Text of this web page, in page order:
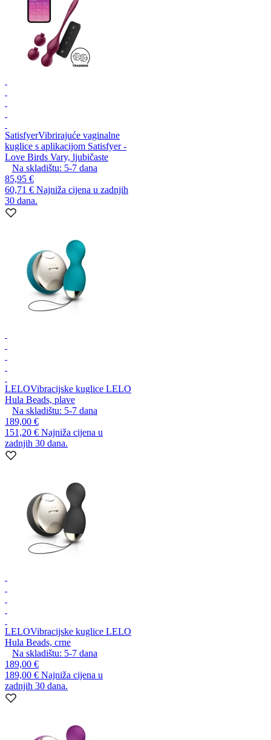
SatisfyerVibrirajuće vaginalne
kuglice s aplikacijom Satisfyer -
Love Birds Vary, ljubičaste
Na skladištu: 5-7 dana
85,95 €
60,71 € Najniža cijena u zadnjih
30 dana.
LELOVibracijske kuglice LELO
Hula Beads, plave
Na skladištu: 5-7 dana
189,00 €
151,20 € Najniža cijena u
zadnjih 30 dana.
LELOVibracijske kuglice LELO
Hula Beads, crne
Na skladištu: 5-7 dana
189,00 €
189,00 € Najniža cijena u
zadnjih 30 dana.